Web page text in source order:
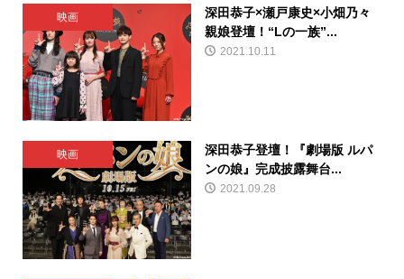
映画
深田恭子×瀬戸康史×小畑乃々
親娘登壇！“Lの一族”...
2021.10.11
映画
深田恭子登壇！『劇場版 ルパ
ンの娘』完成披露舞台...
2021.09.28